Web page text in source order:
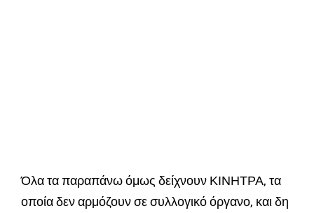
Όλα τα παραπάνω όμως δείχνουν ΚΙΝΗΤΡΑ, τα
οποία δεν αρμόζουν σε συλλογικό όργανο, και δη